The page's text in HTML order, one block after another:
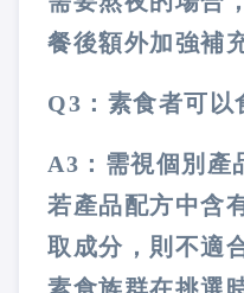
餐後額外加強補
Q3：素食者可以
A3：需視個別產
若產品配方中含
取成分，則不適